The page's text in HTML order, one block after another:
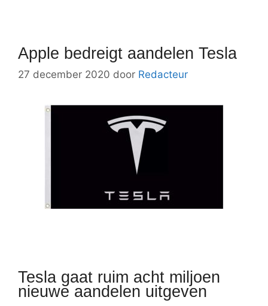
Apple bedreigt aandelen Tesla
27 december 2020 door Redacteur
Tesla gaat ruim acht miljoen
nieuwe aandelen uitgeven